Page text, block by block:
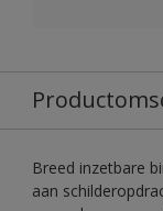
Breed inzetbare
aan